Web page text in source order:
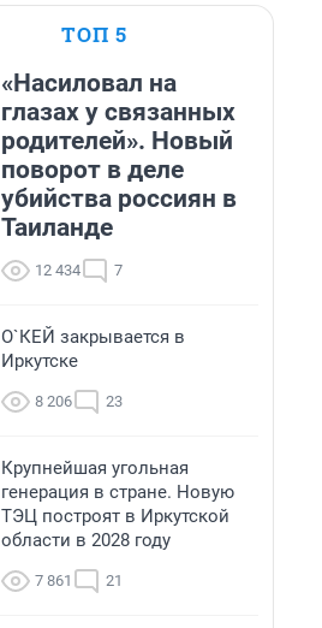
ТОП 5
«Насиловал на
глазах у связанных
родителей». Новый
поворот в деле
убийства россиян в
Таиланде
12 434 7
О`КЕЙ закрывается в
Иркутске
8 206 23
Крупнейшая угольная
генерация в стране. Новую
ТЭЦ построят в Иркутской
области в 2028 году
7 861 21